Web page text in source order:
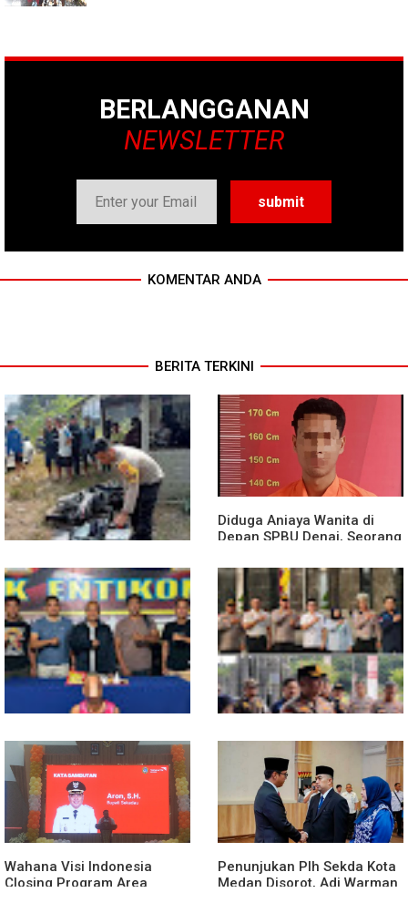
BERLANGGANAN
NEWSLETTER
KOMENTAR ANDA
BERITA TERKINI
Truk Kontainer Oleng Tabrak
Vario, Warga Kapuas
Meninggal di Dusun Mak
Tampong
Diduga Aniaya Wanita di
Depan SPBU Denai, Seorang
Medan Area
Polsek Entikong Gagalkan
Peredaran Sabu 151,76
Gram di Perbatasan
Kunker Perdana ke
Entikong, Kapolres Sanggau:
Keamanan Perbatasan
Tanggung Jawab Bersama
Wahana Visi Indonesia
Closing Program Area
Penunjukan Plh Sekda Kota
Medan Disorot, Adi Warman